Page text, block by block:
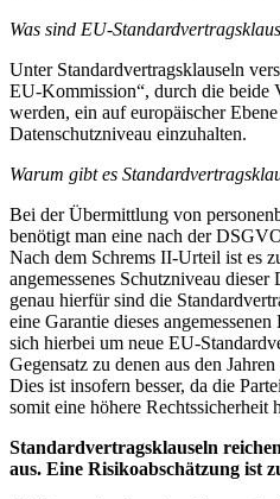
Was sind EU-
Unter Standardvertragsklauseln
EU-Kommission“, durch die beide
werden, ein auf europäischer
Datenschutzniveau einzuhalten.
Warum gibt es
Bei der Übermittlung von
benötigt man eine nach der
Nach dem Schrems II-Urteil ist es
angemessenes Schutzniveau
genau hierfür sind die
eine Garantie dieses
sich hierbei um neue EU-
Gegensatz zu denen aus den
Dies ist insofern besser, da die
somit eine höhere Rechtssicherheit
Standardvertragsklauseln
aus. Eine Risikoabschätzung ist